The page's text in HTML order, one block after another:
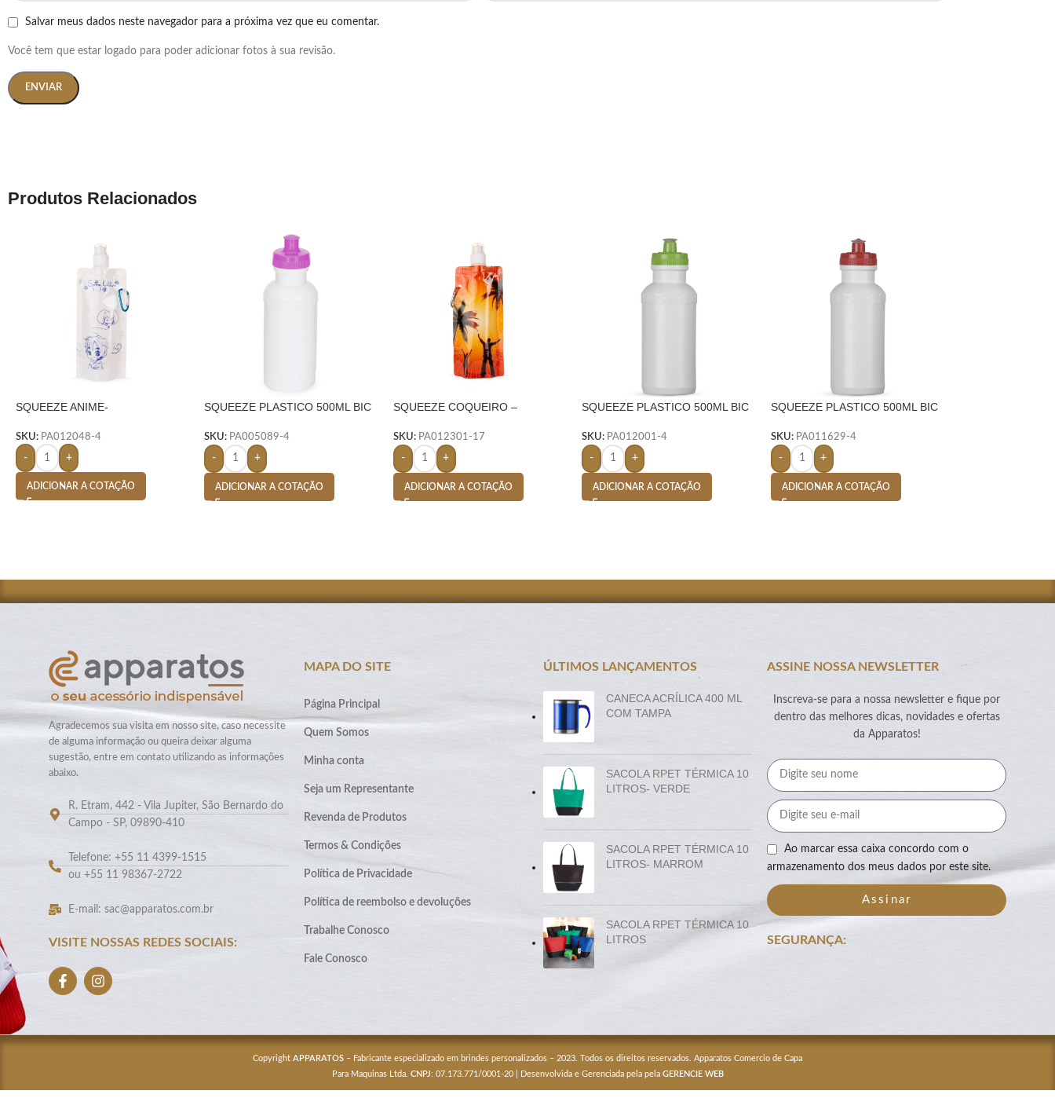
Salvar meus dados neste navegador para a próxima vez que eu comentar.
Você tem que estar logado para poder adicionar fotos à sua revisão.
Produtos Relacionados
SQUEEZE ANIME-
SKU: PA012048-4
- +
ADICIONAR A COTAÇÃO
SQUEEZE PLASTICO 500ML BIC
SKU: PA005089-4
- +
ADICIONAR A COTAÇÃO
SQUEEZE COQUEIRO –
SKU: PA012301-17
- +
ADICIONAR A COTAÇÃO
SQUEEZE PLASTICO 500ML BIC
SKU: PA012001-4
- +
ADICIONAR A COTAÇÃO
SQUEEZE PLASTICO 500ML BIC
SKU: PA011629-4
- +
ADICIONAR A COTAÇÃO
Agradecemos sua visita em nosso site, caso necessite
de alguma informação ou queira deixar alguma
sugestão, entre em contato utilizando as informações
abaixo.
R. Etram, 442 - Vila Jupiter, São Bernardo do
Campo - SP, 09890-410
Telefone: +55 11 4399-1515
ou +55 11 98367-2722
E-mail: sac@apparatos.com.br
VISITE NOSSAS REDES SOCIAIS:
MAPA DO SITE
Página Principal
Quem Somos
Minha conta
Seja um Representante
Revenda de Produtos
Termos & Condições
Política de Privacidade
Política de reembolso e devoluções
Trabalhe Conosco
Fale Conosco
ÚLTIMOS LANÇAMENTOS
CANECA ACRÍLICA 400 ML
COM TAMPA
SACOLA RPET TÉRMICA 10
LITROS- VERDE
SACOLA RPET TÉRMICA 10
LITROS- MARROM
SACOLA RPET TÉRMICA 10
LITROS
ASSINE NOSSA NEWSLETTER
Inscreva-se para a nossa newsletter e fique por
dentro das melhores dicas, novidades e ofertas
da Apparatos!
Ao marcar essa caixa concordo com o
armazenamento dos meus dados por este site.
Assinar
SEGURANÇA:
Copyright APPARATOS – Fabricante especializado em brindes personalizados – 2023. Todos os direitos reservados. Apparatos Comercio de Capa
Para Maquinas Ltda. CNPJ: 07.173.771/0001-20 | Desenvolvida e Gerenciada pela pela GERENCIE WEB